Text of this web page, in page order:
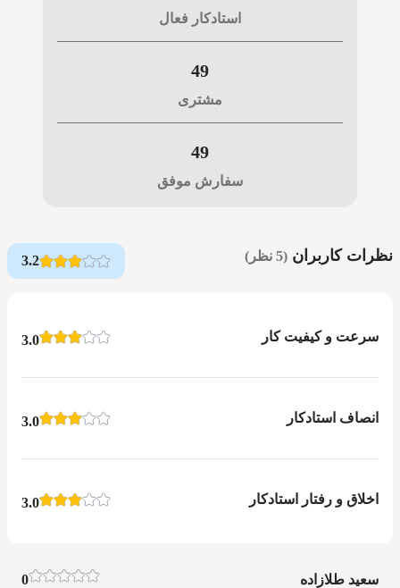
استادکار فعال
49
مشتری
49
سفارش موفق
نظرات کاربران (5 نظر) 3.2
سرعت و کیفیت کار 3.0
انصاف استادکار 3.0
اخلاق و رفتار استادکار 3.0
سعید طلازاده 0